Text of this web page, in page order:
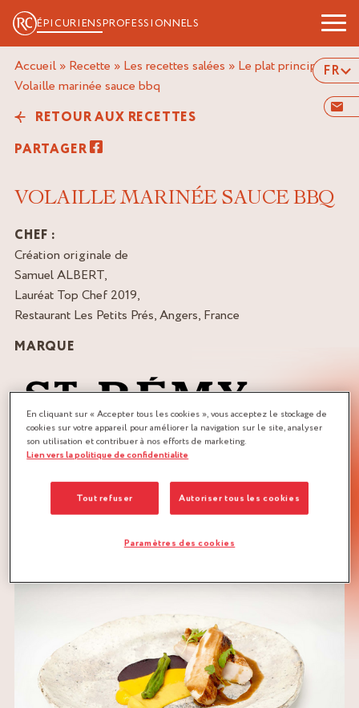
ÉPICURIENSPROFESSIONNELS
FR
Accueil » Recette » Les recettes salées » Le plat principal»
volaille marinée sauce bbq
RETOUR AUX RECETTES
PARTAGER
VOLAILLE MARINÉE SAUCE BBQ
CHEF :
Création originale de
Samuel ALBERT,
Lauréat Top Chef 2019,
Restaurant Les Petits Prés, Angers, France
MARQUE
QUANTITÉ :
Recette pour 10 personnes
En cliquant sur « Accepter tous les cookies », vous acceptez le stockage de
cookies sur votre appareil pour améliorer la navigation sur le site, analyser
son utilisation et contribuer à nos efforts de marketing.
Lien vers la politique de confidentialite
Tout refuser Autoriser tous les cookies
Paramètres des cookies